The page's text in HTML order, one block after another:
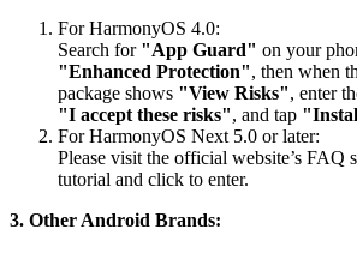
For HarmonyOS 4.0:
Search for "App Guard" on your
"Enhanced Protection", then when
package shows "View Risks", enter
"I accept these risks", and tap
For HarmonyOS Next 5.0 or later:
Please visit the official website’s FAQ
tutorial and click to enter.
3. Other Android Brands: